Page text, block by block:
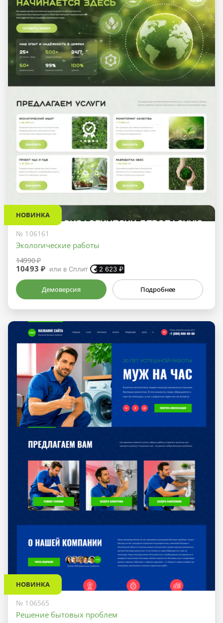
НОВИНКА
№ 106161
Экологические работы
14990 ₽
10493 ₽ или в Сплит 2 623 ₽
Демоверсия Подробнее
НОВИНКА
№ 106565
Решение бытовых проблем